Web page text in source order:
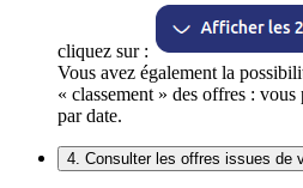
cliquez sur :
Vous avez également la
« classement » des offres :
par date.
4. Consulter les offres issues de